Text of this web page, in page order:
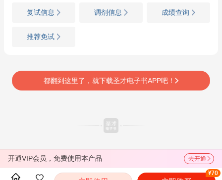
复试信息 调剂信息 成绩查询
推荐免试
都翻到这里了，就下载圣才电子书APP吧！
开通VIP会员，免费使用本产品 去开通
¥70